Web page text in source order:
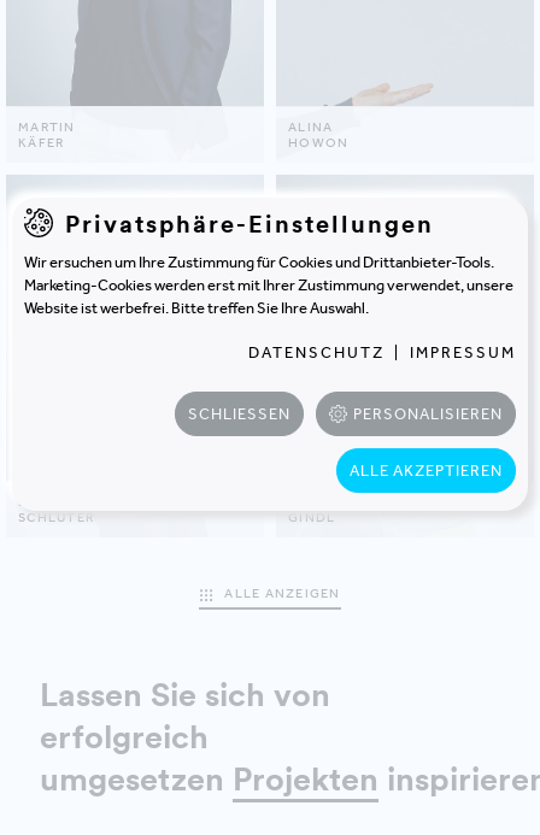
MARTIN
KÄFER
ALINA
HOWON
JULIA
SCHLÜTER
GINDL
ALLE ANZEIGEN
Lassen Sie sich von
erfolgreich
umgesetzen Projekten
Privatsphäre-Einstellungen
Wir ersuchen um Ihre Zustimmung für Cookies und Drittanbieter-Tools.
Marketing-Cookies werden erst mit Ihrer Zustimmung verwendet, unsere
Website ist werbefrei. Bitte treffen Sie Ihre Auswahl.
DATENSCHUTZ IMPRESSUM
SCHLIESSEN PERSONALISIEREN
ALLE AKZEPTIEREN